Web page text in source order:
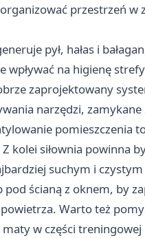
przestrzeń w
pył, hałas i
wpływać na higienę
zaprojektowany
narzędzi, zamykane
pomieszczenia
kolei siłownia powinna
suchym i
pod ścianą z oknem, by
Warto też
w części treningowej